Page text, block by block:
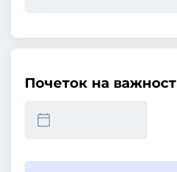
Почеток на важност